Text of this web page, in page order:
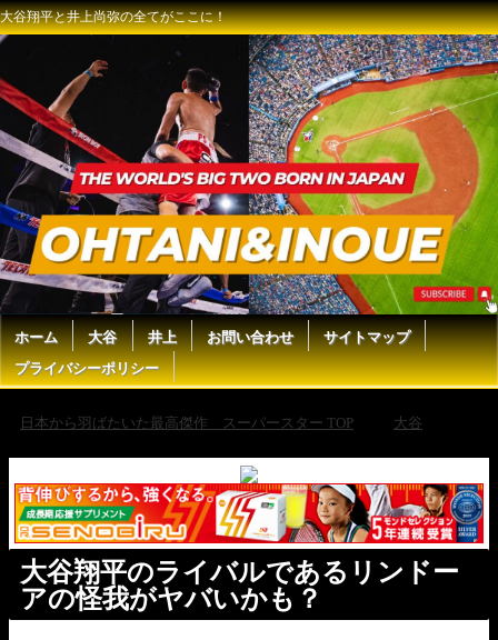
大谷翔平と井上尚弥の全てがここに！
ホーム 大谷 井上 お問い合わせ
サイトマップ
プライバシーポリシー
日本から羽ばたいた最高傑作 スーパースター TOP 大谷
大谷翔平のライバルであるリンドー
アの怪我がヤバいかも？